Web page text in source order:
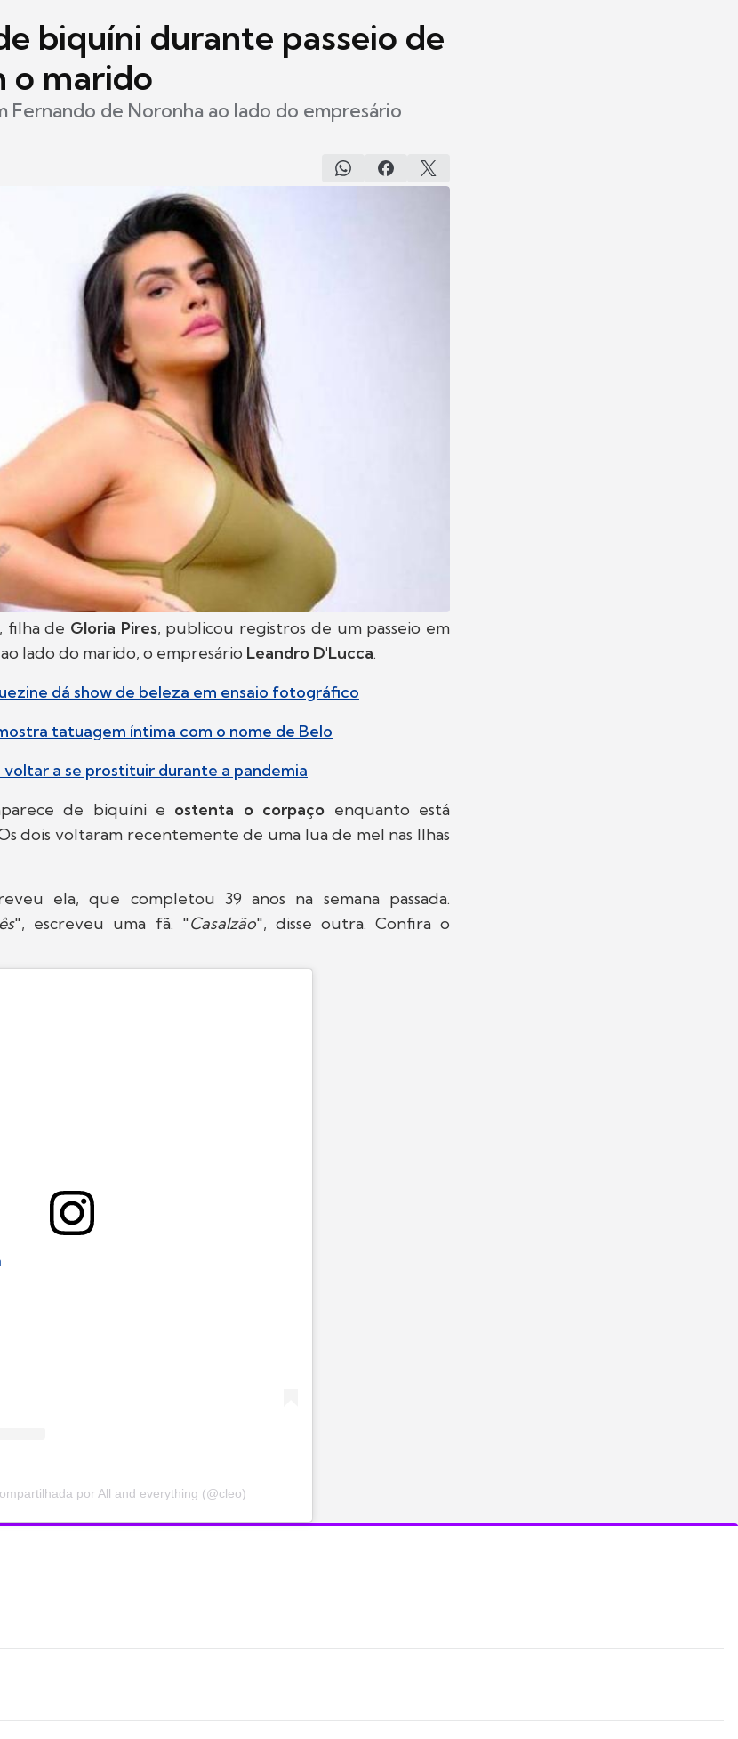
biquíni durante passeio de
o marido
Fernando de Noronha ao lado do empresário
filha de Gloria Pires, publicou registros de um passeio em
ao lado do marido, o empresário Leandro D'Lucca.
dá show de beleza em ensaio fotográfico
tatuagem íntima com o nome de Belo
voltar a se prostituir durante a pandemia
de biquíni e ostenta o corpaço enquanto está
dois voltaram recentemente de uma lua de mel nas Ilhas
ela, que completou 39 anos na semana passada.
", escreveu uma fã. "Casalzão", disse outra. Confira o
por All and everything (@cleo)